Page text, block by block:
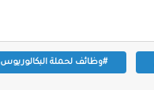
#وظائف لحملة البكالوريوس